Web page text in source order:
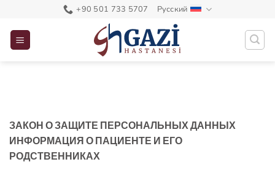
content
+90 501 733 5707 Русский
ЗАКОН О ЗАЩИТЕ ПЕРСОНАЛЬНЫХ ДАННЫХ
ИНФОРМАЦИЯ О ПАЦИЕНТЕ И ЕГО
РОДСТВЕННИКАХ